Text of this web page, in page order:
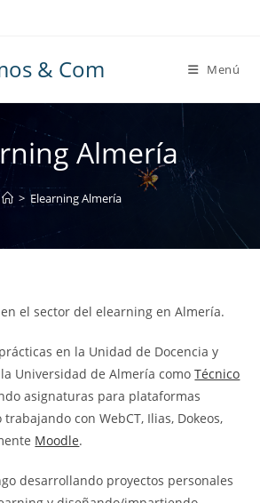
& Com Menú
Almería
> Elearning Almería
el sector del elearning en Almería.
en la Unidad de Docencia y
Universidad de Almería comoTécnico
asignaturas para plataformas
con WebCT, Ilias, Dokeos,
Moodle.
desarrollando proyectos personales